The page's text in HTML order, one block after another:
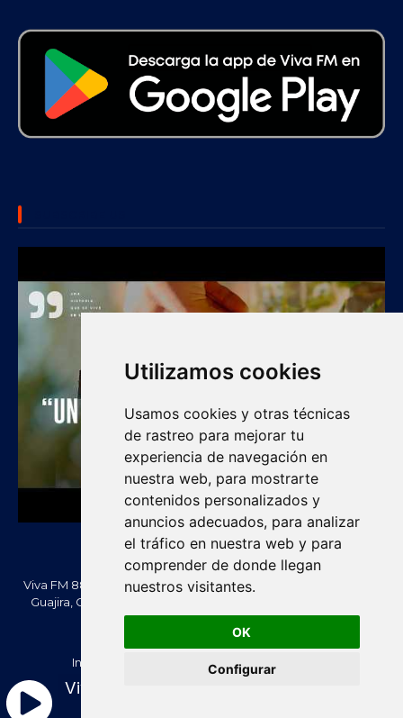
Utilizamos cookies
Usamos cookies y otras técnicas
de rastreo para mejorar tu
experiencia de navegación en
nuestra web, para mostrarte
contenidos personalizados y
anuncios adecuados, para analizar
el tráfico en nuestra web y para
comprender de donde llegan
nuestros visitantes.
OK
Configurar
Viva FM 88.2 - En Vivo
Viva FM 88.2 FM es una emisora comunitaria de Villanueva, La
Guajira, Colombia. Información, noticias, cultura, vallenato y
actualidad regional.
vivafm.com.co
Inicio
Acera de Nosotros
Política de Privacidad